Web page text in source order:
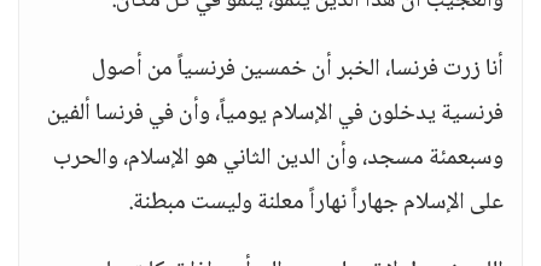
أنا زرت فرنسا، الخبر أن خمسين فرنسياً من أصول
فرنسية يدخلون في الإسلام يومياً، وأن في فرنسا ألفين
وسبعمئة مسجد، وأن الدين الثاني هو الإسلام، والحرب
على الإسلام جهاراً نهاراً معلنة وليست مبطنة.